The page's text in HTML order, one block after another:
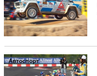
Автоспорт